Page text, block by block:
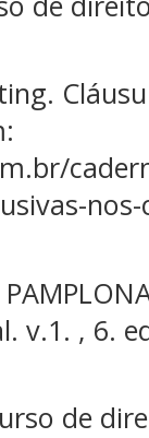
v.1. , 6.
de